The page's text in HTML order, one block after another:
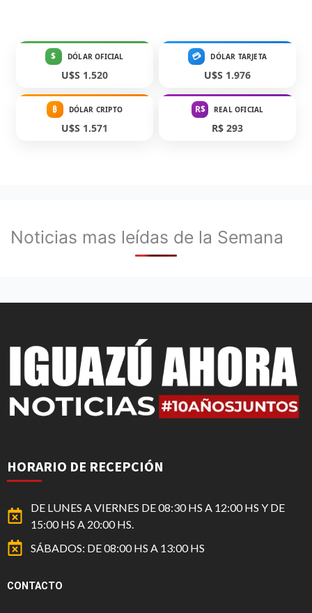
$ DÓLAR OFICIAL
U$S 1.520
💳 DÓLAR TARJETA
U$S 1.976
₿ DÓLAR CRIPTO
U$S 1.571
R$ REAL OFICIAL
R$ 293
Noticias mas leídas de la Semana
HORARIO DE RECEPCIÓN
DE LUNES A VIERNES DE 08:30 HS A 12:00 HS Y DE
15:00 HS A 20:00 HS.
SÁBADOS: DE 08:00 HS A 13:00 HS
CONTACTO